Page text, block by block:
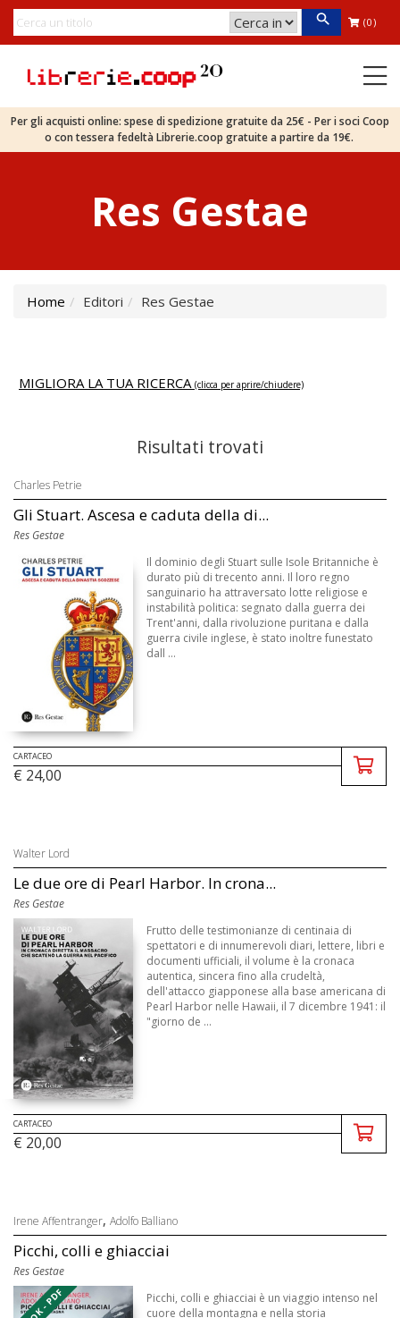
(0)
Per gli acquisti online: spese di spedizione gratuite da 25€ - Per i soci Coop
o con tessera fedeltà Librerie.coop gratuite a partire da 19€.
Res Gestae
Home Editori Res Gestae
MIGLIORA LA TUA RICERCA (clicca per aprire/chiudere)
Risultati trovati
Charles Petrie
Gli Stuart. Ascesa e caduta della di...
Res Gestae
Il dominio degli Stuart sulle Isole Britanniche è
durato più di trecento anni. Il loro regno
sanguinario ha attraversato lotte religiose e
instabilità politica: segnato dalla guerra dei
Trent'anni, dalla rivoluzione puritana e dalla
guerra civile inglese, è stato inoltre funestato
dall ...
CARTACEO
€ 24,00
Walter Lord
Le due ore di Pearl Harbor. In crona...
Res Gestae
Frutto delle testimonianze di centinaia di
spettatori e di innumerevoli diari, lettere, libri e
documenti ufficiali, il volume è la cronaca
autentica, sincera fino alla crudeltà,
dell'attacco giapponese alla base americana di
Pearl Harbor nelle Hawaii, il 7 dicembre 1941: il
"giorno de ...
CARTACEO
€ 20,00
Irene Affentranger, Adolfo Balliano
Picchi, colli e ghiacciai
Res Gestae
Picchi, colli e ghiacciai è un viaggio intenso nel
cuore della montagna e nella storia